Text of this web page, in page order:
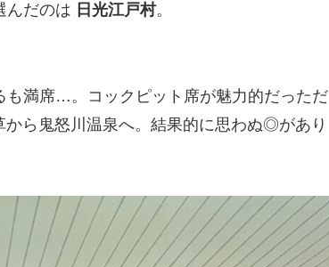
んだのは 日光江戸村。
も満席…。コックピット席が魅力的だっただ
ら鬼怒川温泉へ。結果的に思わぬ◎があり